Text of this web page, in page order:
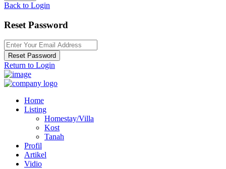
Back to Login
Reset Password
Reset Password
Return to Login
Home
Listing
Homestay/Villa
Kost
Tanah
Profil
Artikel
Vidio